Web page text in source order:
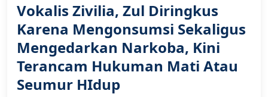
Vokalis Zivilia, Zul Diringkus
Karena Mengonsumsi Sekaligus
Mengedarkan Narkoba, Kini
Terancam Hukuman Mati Atau
Seumur HIdup